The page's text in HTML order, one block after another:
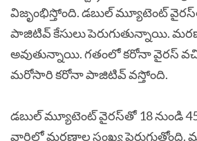
విజృంభిస్తోంది. డబుల్ మ్యూటెంట్
పాజిటివ్ కేసులు పెరుగుతున్నాయి.
అవుతున్నాయి. గతంలో కరోనా వైరస్
మరోసారి కరోనా పాజిటివ్ వస్తోంది.
డబుల్ మ్యూటెంట్ వైరస్‌తో 18 నుండి
వారిలో మరణాల సంఖ్య పెరుగుతోంది.